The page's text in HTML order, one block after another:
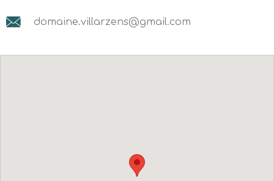
domaine.villarzens@gmail.com